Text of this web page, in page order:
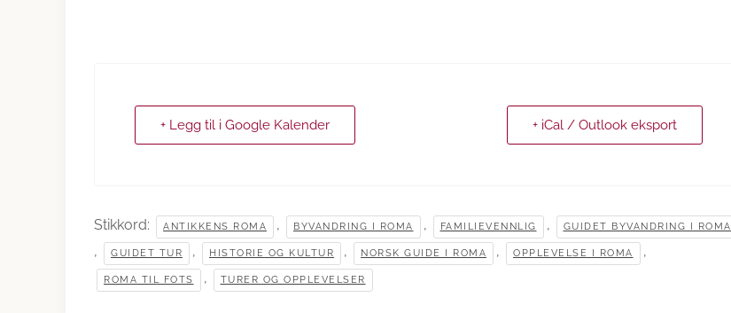
+ Legg til i Google Kalender + iCal / Outlook eksport
Stikkord: ANTIKKENS ROMA , BYVANDRING I ROMA , FAMILIEVENNLIG , GUIDET BYVANDRING I ROMA
, GUIDET TUR , HISTORIE OG KULTUR , NORSK GUIDE I ROMA , OPPLEVELSE I ROMA ,
ROMA TIL FOTS , TURER OG OPPLEVELSER